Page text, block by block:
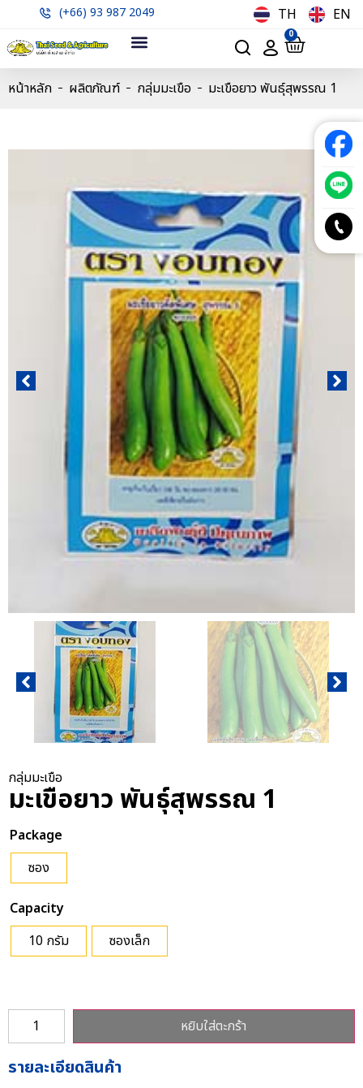
(+66) 93 987 2049 TH EN
0
หน้าหลัก ผลิตภัณฑ์ กลุ่มมะเขือ มะเขือยาว พันธุ์สุพรรณ 1
กลุ่มมะเขือ
มะเขือยาว พันธุ์สุพรรณ 1
Package
ซอง
Capacity
10 กรัม
ซองเล็ก
หยิบใส่ตะกร้า
รายละเอียดสินค้า